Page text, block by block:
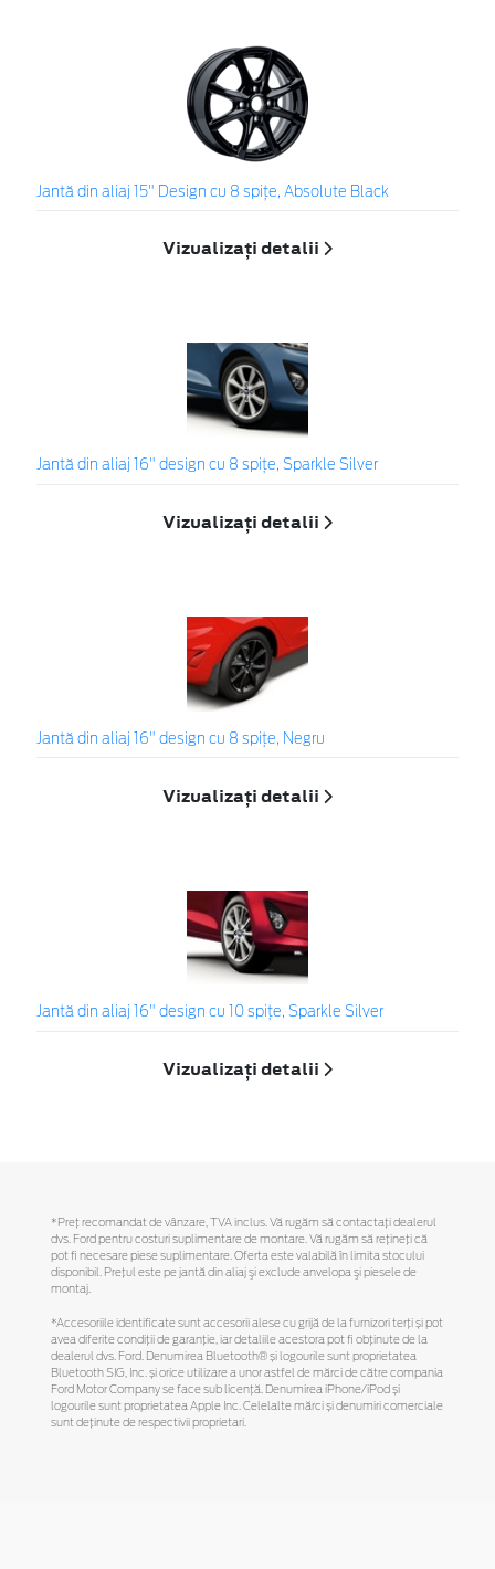
Jantă din aliaj 15" Design cu 8 spiţe, Absolute Black
Vizualizați detalii
Jantă din aliaj 16" design cu 8 spițe, Sparkle Silver
Vizualizați detalii
Jantă din aliaj 16" design cu 8 spițe, Negru
Vizualizați detalii
Jantă din aliaj 16" design cu 10 spițe, Sparkle Silver
Vizualizați detalii
*Preţ recomandat de vânzare, TVA inclus. Vă rugăm să contactaţi dealerul
dvs. Ford pentru costuri suplimentare de montare. Vă rugăm să reţineţi că
pot fi necesare piese suplimentare. Oferta este valabilă în limita stocului
disponibil. Preţul este pe jantă din aliaj şi exclude anvelopa şi piesele de
montaj.
*Accesoriile identificate sunt accesorii alese cu grijă de la furnizori terți și pot
avea diferite condiții de garanție, iar detaliile acestora pot fi obținute de la
dealerul dvs. Ford. Denumirea Bluetooth® și logourile sunt proprietatea
Bluetooth SIG, Inc. și orice utilizare a unor astfel de mărci de către compania
Ford Motor Company se face sub licență. Denumirea iPhone/iPod și
logourile sunt proprietatea Apple Inc. Celelalte mărci și denumiri comerciale
sunt deținute de respectivii proprietari.